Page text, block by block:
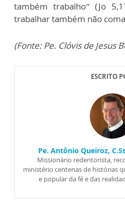
também trabalho” (Jo
trabalhar também não
(Fonte: Pe. Clóvis de Jesus
ESCRITO
Pe. Antônio Queiroz,
Missionário redentorista,
ministério centenas de histórias
e popular da fé e das